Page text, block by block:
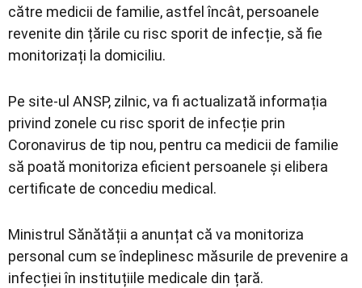
către medicii de familie, astfel încât, persoanele
revenite din țările cu risc sporit de infecție, să fie
monitorizați la domiciliu.
Pe site-ul ANSP, zilnic, va fi actualizată informația
privind zonele cu risc sporit de infecție prin
Coronavirus de tip nou, pentru ca medicii de familie
să poată monitoriza eficient persoanele și elibera
certificate de concediu medical.
Ministrul Sănătății a anunțat că va monitoriza
personal cum se îndeplinesc măsurile de prevenire a
infecției în instituțiile medicale din țară.